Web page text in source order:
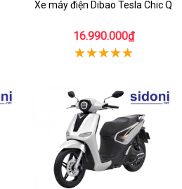
Xe máy điện Dibao Tesla Chic Q
16.990.000₫